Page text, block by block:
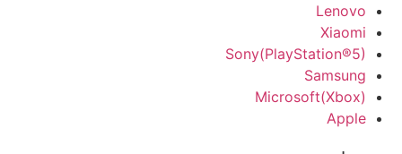
Lenovo
Xiaomi
Sony(PlayStation®5)
Samsung
Microsoft(Xbox)
Apple